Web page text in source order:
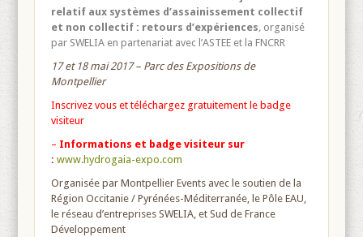
relatif aux systèmes d’assainissement collectif
et non collectif : retours d’expériences, organisé
par SWELIA en partenariat avec l’ASTEE et la FNCRR
17 et 18 mai 2017 – Parc des Expositions de
Montpellier
Inscrivez vous et téléchargez gratuitement le badge
visiteur
– Informations et badge visiteur sur
:www.hydrogaia-expo.com
Organisée par Montpellier Events avec le soutien de la
Région Occitanie / Pyrénées-Méditerranée, le Pôle EAU,
le réseau d’entreprises SWELIA, et Sud de France
Développement